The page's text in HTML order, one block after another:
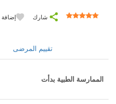
شارك إضافة
تقييم المرضى
الممارسة الطبية بدأت